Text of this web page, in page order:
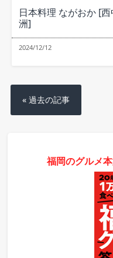
日本料理 ながおか [西
洲]
2024/12/12
« 過去の記事
福岡のグルメ